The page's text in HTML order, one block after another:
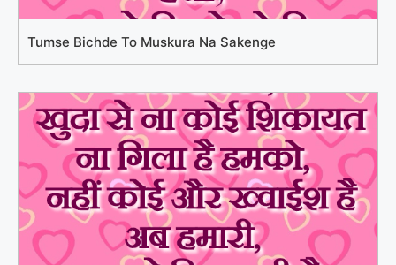
Tumse Bichde To Muskura Na Sakenge